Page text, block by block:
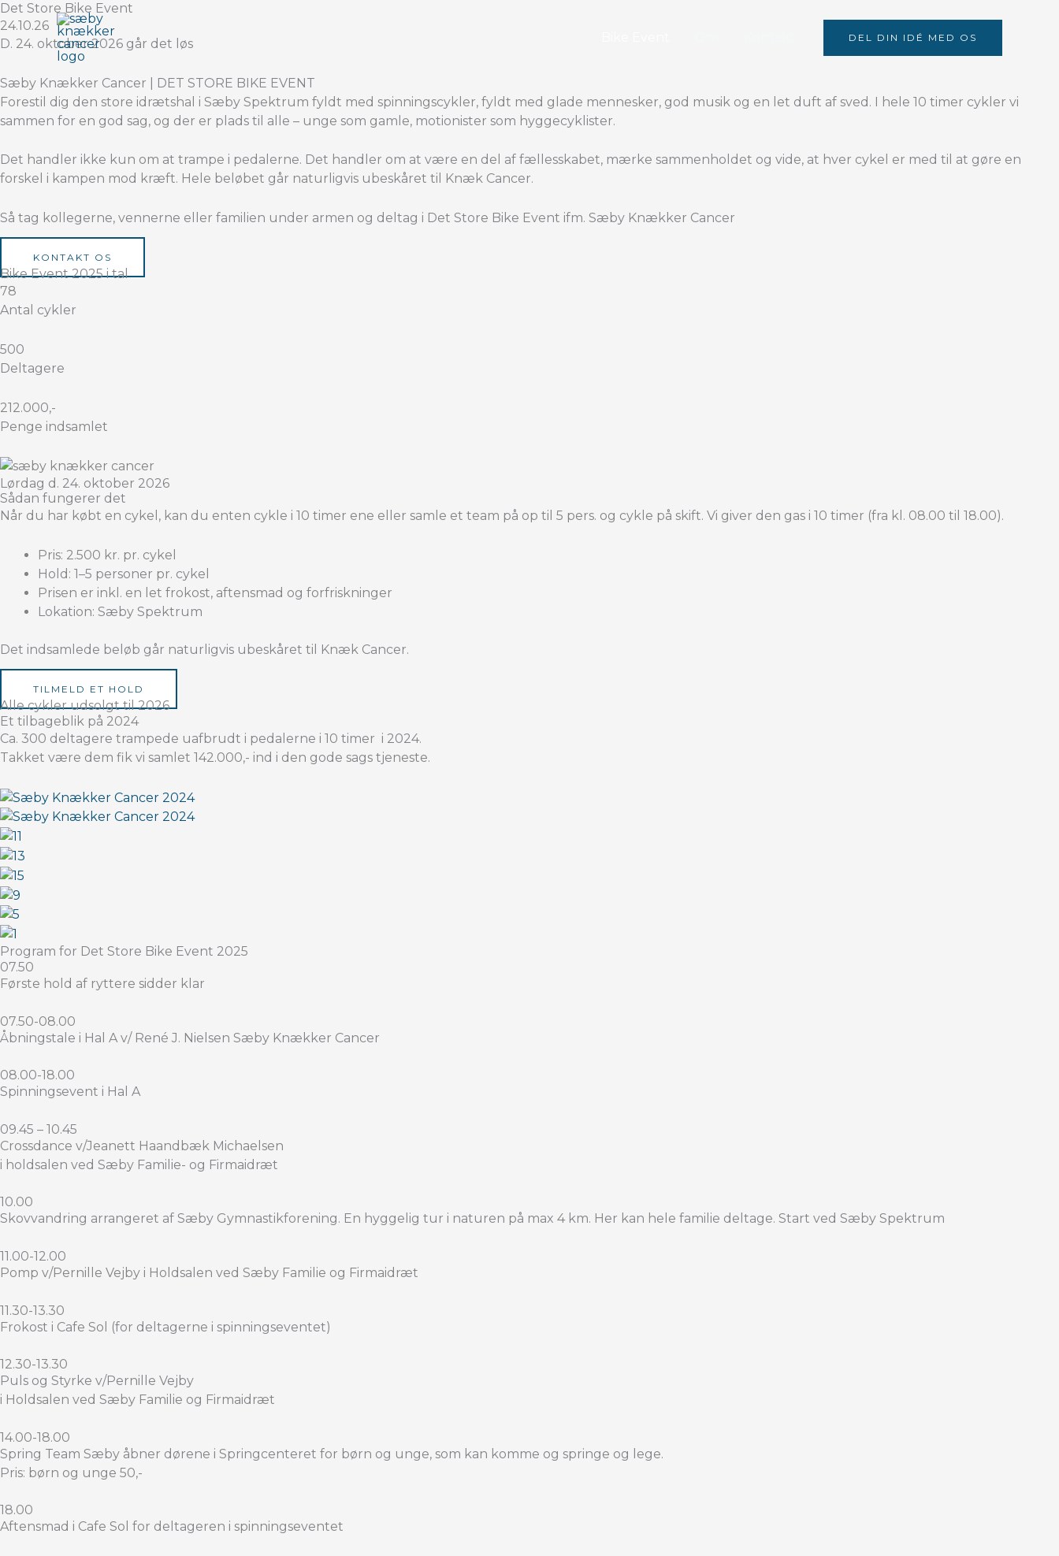
Gå
til
indholdet
DEL DIN IDÉ MED OS
Det Store Bike Event
24.10.26
D. 24. oktober 2026 går det løs
Sæby Knækker Cancer | DET STORE BIKE EVENT
Forestil dig den store idrætshal i Sæby Spektrum fyldt med spinningscykler, fyldt med glade mennesker, god musik og en let duft af sved. I hele 10 timer cykler vi
sammen for en god sag, og der er plads til alle – unge som gamle, motionister som hyggecyklister.
Det handler ikke kun om at trampe i pedalerne. Det handler om at være en del af fællesskabet, mærke sammenholdet og vide, at hver cykel er med til at gøre en
forskel i kampen mod kræft. Hele beløbet går naturligvis ubeskåret til Knæk Cancer.
Så tag kollegerne, vennerne eller familien under armen og deltag i Det Store Bike Event ifm. Sæby Knækker Cancer
KONTAKT OS
Bike Event 2025 i tal
78
Antal cykler
500
Deltagere
212.000,-
Penge indsamlet
Lørdag d. 24. oktober 2026
Sådan fungerer det
Når du har købt en cykel, kan du enten cykle i 10 timer ene eller samle et team på op til 5 pers. og cykle på skift. Vi giver den gas i 10 timer (fra kl. 08.00 til 18.00).
Pris: 2.500 kr. pr. cykel
Hold: 1–5 personer pr. cykel
Prisen er inkl. en let frokost, aftensmad og forfriskninger
Lokation: Sæby Spektrum
Det indsamlede beløb går naturligvis ubeskåret til Knæk Cancer.
TILMELD ET HOLD
Alle cykler udsolgt til 2026
Et tilbageblik på 2024
Ca. 300 deltagere trampede uafbrudt i pedalerne i 10 timer i 2024.
Takket være dem fik vi samlet 142.000,- ind i den gode sags tjeneste.
Program for Det Store Bike Event 2025
07.50
Første hold af ryttere sidder klar
07.50-08.00
Åbningstale i Hal A v/ René J. Nielsen Sæby Knækker Cancer
08.00-18.00
Spinningsevent i Hal A
09.45 – 10.45
Crossdance v/Jeanett Haandbæk Michaelsen
i holdsalen ved Sæby Familie- og Firmaidræt
10.00
Skovvandring arrangeret af Sæby Gymnastikforening. En hyggelig tur i naturen på max 4 km. Her kan hele familie deltage. Start ved Sæby Spektrum
11.00-12.00
Pomp v/Pernille Vejby i Holdsalen ved Sæby Familie og Firmaidræt
11.30-13.30
Frokost i Cafe Sol (for deltagerne i spinningseventet)
12.30-13.30
Puls og Styrke v/Pernille Vejby
i Holdsalen ved Sæby Familie og Firmaidræt
14.00-18.00
Spring Team Sæby åbner dørene i Springcenteret for børn og unge, som kan komme og springe og lege.
Pris: børn og unge 50,-
18.00
Aftensmad i Cafe Sol for deltageren i spinningseventet